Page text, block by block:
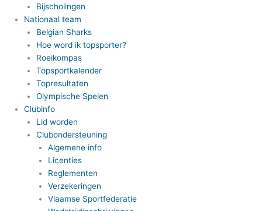
Bijscholingen
Nationaal team
Belgian Sharks
Hoe word ik topsporter?
Roeikompas
Topsportkalender
Topresultaten
Olympische Spelen
Clubinfo
Lid worden
Clubondersteuning
Algemene info
Licenties
Reglementen
Verzekeringen
Vlaamse Sportfederatie